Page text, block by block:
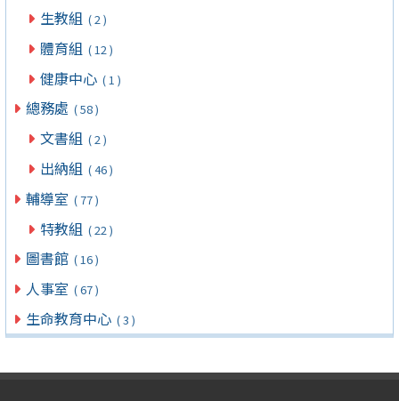
生教組 ( 2 )
體育組 ( 12 )
健康中心 ( 1 )
總務處 ( 58 )
文書組 ( 2 )
出納組 ( 46 )
輔導室 ( 77 )
特教組 ( 22 )
圖書館 ( 16 )
人事室 ( 67 )
生命教育中心 ( 3 )